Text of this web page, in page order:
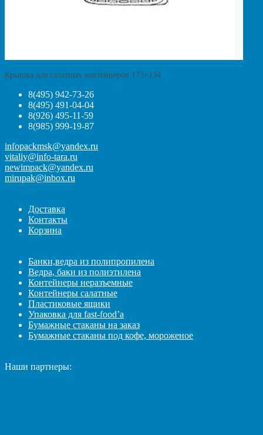
Крышка для салатных контейнеров 173×134
8(495) 942-73-26
8(495) 491-04-04
8(926) 495-11-59
8(985) 999-19-87
infopackmsk@yandex.ru
vitaliy@info-tara.ru
newimpack@yandex.ru
mirupak@inbox.ru
Доставка
Контакты
Корзина
Банки,ведра из полипропилена
Ведра, баки из полиэтилена
Контейнеры неразъемные
Контейнеры салатные
Пластиковые ящики
Упаковка для fast-food’а
Бумажные стаканы на заказ
Бумажные стаканы под кофе, мороженое
Наши партнеры: